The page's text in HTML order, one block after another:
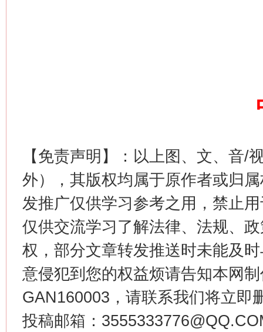
【免责声明】：以上图、文、音/
外），其版权均属于原作者或归
发推广仅供学习参考之用，禁止
仅供交流学习了解法律、法规、
权，部分文章转发推送时未能及
意侵犯到您的权益烦请告知本网
GAN160003，请联系我们将立即
投稿邮箱：
生
揭批美国五大"原罪" "炒